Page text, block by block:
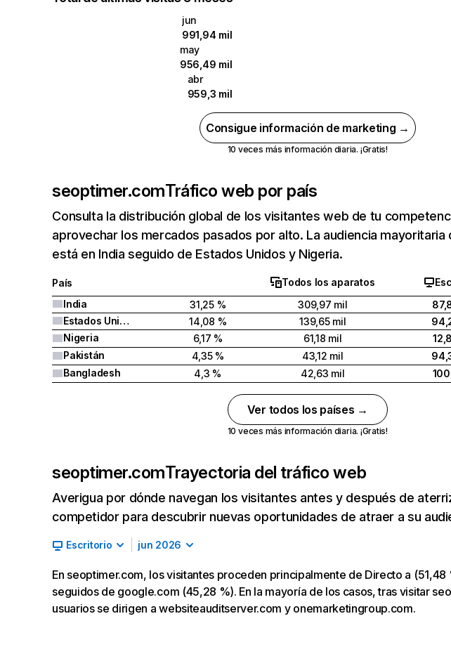
jun
991,94 mil
may
956,49 mil
abr
959,3 mil
Consigue información de marketing →
10 veces más información diaria. ¡Gratis!
seoptimer.comTráfico web por país
Consulta la distribución global de los visitantes web de tu
aprovechar los mercados pasados por alto. La audiencia mayoritaria
está en India seguido de Estados Unidos y Nigeria.
País Todos los aparatos
India
31,25 % 309,97 mil
Estados Unidos
14,08 % 139,65 mil
Nigeria
6,17 % 61,18 mil
Pakistán
4,35 % 43,12 mil
Bangladesh
4,3 % 42,63 mil
Ver todos los países →
10 veces más información diaria. ¡Gratis!
seoptimer.comTrayectoria del tráfico web
Averigua por dónde navegan los visitantes antes y después de
competidor para descubrir nuevas oportunidades de atraer a su
Escritorio jun 2026
En seoptimer.com, los visitantes proceden principalmente de Directo a
seguidos de google.com (45,28 %). En la mayoría de los casos, tras visitar
usuarios se dirigen a websiteauditserver.com y onemarketingroup.com.